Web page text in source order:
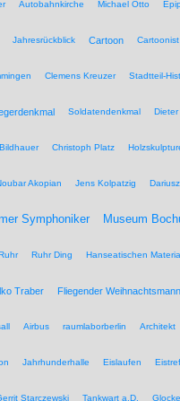
Autobahnkirche Michael Otto
Jahresrückblick Cartoon Cartoonist
Clemens Kreuzer Stadtteil-
Soldatendenkmal Dieter
Bildhauer Christoph Platz
Akopian Jens Kolpatzig
Symphoniker Museum
Ruhr Ding Hanseatischen
Traber Fliegender Weihnachtsmann
Airbus raumlaborberlin Architekt
Jahrhunderhalle Eislaufen
Starczewski Tankwart a.D.